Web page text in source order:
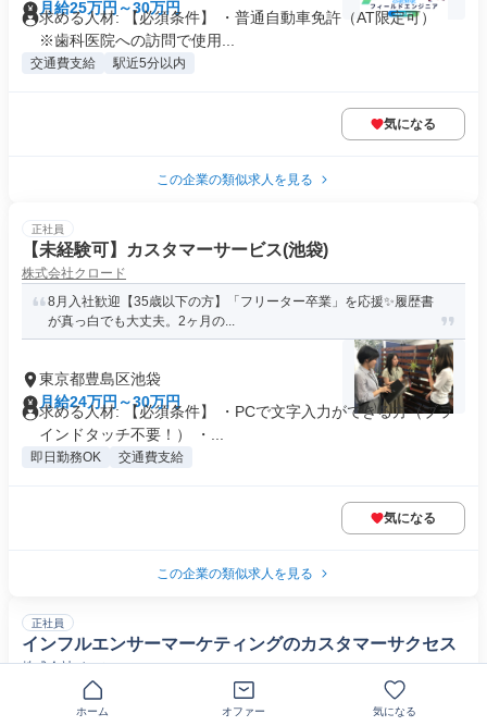
月給25万円～30万円
求める人材: 【必須条件】 ・普通自動車免許（AT限定可）
※歯科医院への訪問で使用...
交通費支給 駅近5分以内
気になる
この企業の類似求人を見る
正社員
【未経験可】カスタマーサービス(池袋)
株式会社クロード
8月入社歓迎【35歳以下の方】「フリーター卒業」を応援✨履歴書
が真っ白でも大丈夫。2ヶ月の...
東京都豊島区池袋
月給24万円～30万円
求める人材: 【必須条件】 ・PCで文字入力ができる方（ブラ
インドタッチ不要！） ・...
即日勤務OK 交通費支給
気になる
この企業の類似求人を見る
正社員
インフルエンサーマーケティングのカスタマーサクセス
株式会社イニシャル
未経験歓迎◆PR業界アジアNo.1ベクトルグループ×SaaS｜CS職
｜港区・フレックス
ホーム オファー 気になる